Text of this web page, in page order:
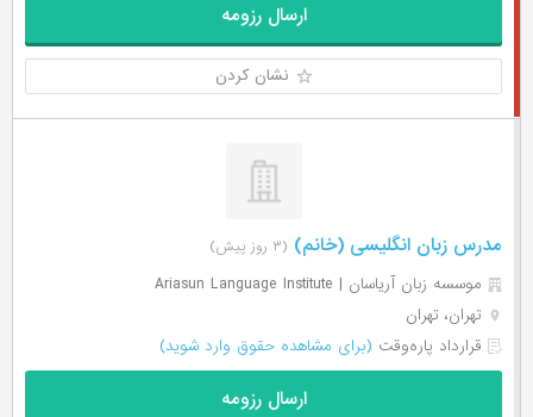
ارسال رزومه
نشان کردن
مدرس زبان انگلیسی (خانم) (۳ روز پیش)
موسسه زبان آریاسان | Ariasun Language Institute
تهران، تهران
قرارداد پاره‌وقت (برای مشاهده حقوق وارد شوید)
ارسال رزومه